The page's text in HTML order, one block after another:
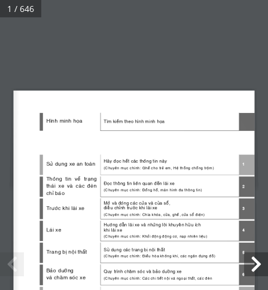
Vui lòng chờ trong giây lát ....
1 / 646